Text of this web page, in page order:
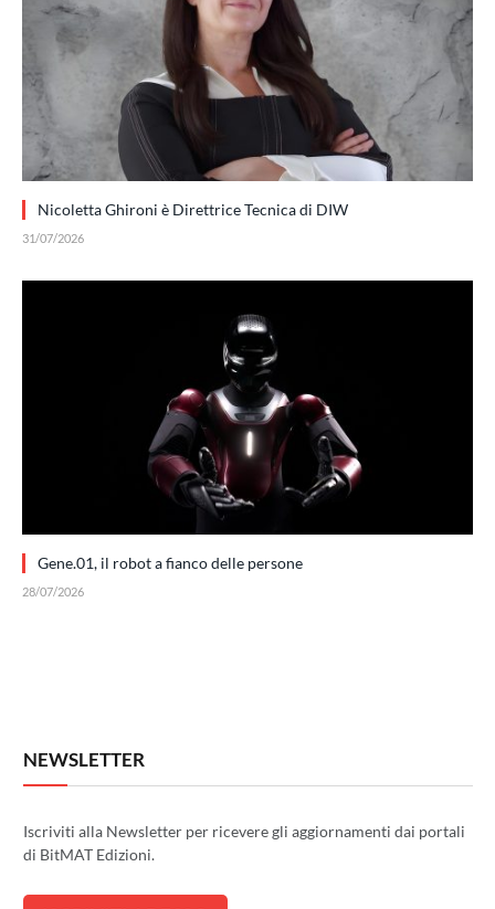
Nicoletta Ghironi è Direttrice Tecnica di DIW
31/07/2026
Gene.01, il robot a fianco delle persone
28/07/2026
NEWSLETTER
Iscriviti alla Newsletter per ricevere gli aggiornamenti dai portali
di BitMAT Edizioni.